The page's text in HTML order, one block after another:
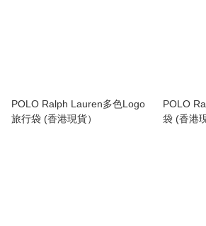
POLO Ralph Lauren多色Logo
旅行袋 (香港現貨）
POLO
袋 (香港